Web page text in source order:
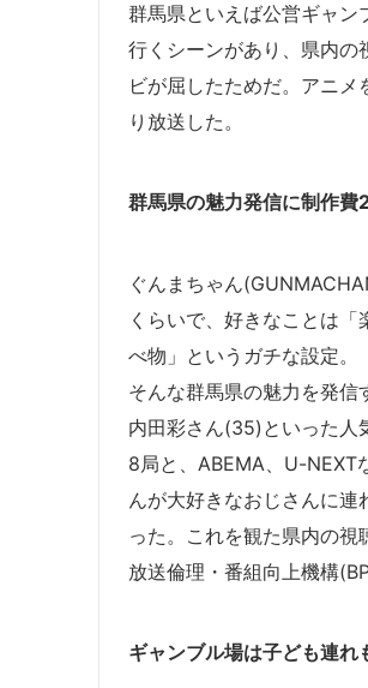
群馬県といえば公営ギャン
行くシーンがあり、県内の
ビが屈したためだ。アニ
り放送した。
群馬県の魅力発信に制作費
ぐんまちゃん
くらいで、好きなことは
べ物」というガチな設定。
そんな群馬県の魅力を発信
内田彩さん(35)といった人
8局と、ABEMA、U-NEXT
んが大好きなおじさんに
った。これを観た県内の視
放送倫理・番組向上機構
ギャンブル場は子ども連れ